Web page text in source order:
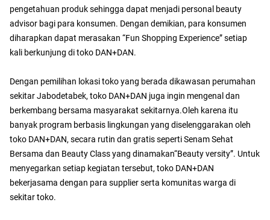
pengetahuan produk sehingga dapat menjadi personal beauty
advisor bagi para konsumen. Dengan demikian, para konsumen
diharapkan dapat merasakan “Fun Shopping Experience” setiap
kali berkunjung di toko DAN+DAN.
Dengan pemilihan lokasi toko yang berada dikawasan perumahan
sekitar Jabodetabek, toko DAN+DAN juga ingin mengenal dan
berkembang bersama masyarakat sekitarnya.Oleh karena itu
banyak program berbasis lingkungan yang diselenggarakan oleh
toko DAN+DAN, secara rutin dan gratis seperti Senam Sehat
Bersama dan Beauty Class yang dinamakan“Beauty versity”. Untuk
menyegarkan setiap kegiatan tersebut, toko DAN+DAN
bekerjasama dengan para supplier serta komunitas warga di
sekitar toko.